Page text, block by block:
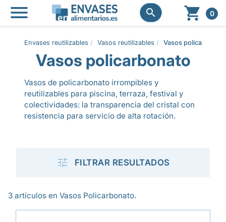
 
  0
Envases reutilizables Vasos reutilizables Vasos policarbonato
Vasos policarbonato
Vasos de policarbonato irrompibles y
reutilizables para piscina, terraza, festival y
colectividades: la transparencia del cristal con
resistencia para servicio de alta rotación.
 FILTRAR RESULTADOS
3 artículos en Vasos Policarbonato.